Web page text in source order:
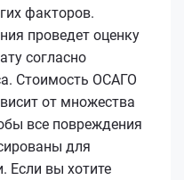
факторов.
проведет оценку
согласно
Стоимость ОСАГО
от множества
все повреждения
для
Если вы хотите